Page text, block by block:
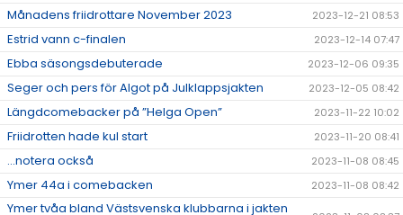
Månadens friidrottare November 2023 2023-12-21 08:53
Estrid vann c-finalen 2023-12-14 07:47
Ebba säsongsdebuterade 2023-12-06 09:35
Seger och pers för Algot på Julklappsjakten 2023-12-05 08:42
Längdcomebacker på ”Helga Open” 2023-11-22 10:02
Friidrotten hade kul start 2023-11-20 08:41
...notera också 2023-11-08 08:45
Ymer 44a i comebacken 2023-11-08 08:42
Ymer tvåa bland Västsvenska klubbarna i jakten